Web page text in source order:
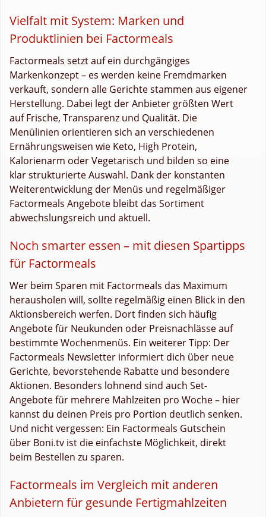
Vielfalt mit System: Marken und
Produktlinien bei Factormeals
Factormeals setzt auf ein durchgängiges
Markenkonzept – es werden keine Fremdmarken
verkauft, sondern alle Gerichte stammen aus eigener
Herstellung. Dabei legt der Anbieter größten Wert
auf Frische, Transparenz und Qualität. Die
Menülinien orientieren sich an verschiedenen
Ernährungsweisen wie Keto, High Protein,
Kalorienarm oder Vegetarisch und bilden so eine
klar strukturierte Auswahl. Dank der konstanten
Weiterentwicklung der Menüs und regelmäßiger
Factormeals Angebote bleibt das Sortiment
abwechslungsreich und aktuell.
Noch smarter essen – mit diesen Spartipps
für Factormeals
Wer beim Sparen mit Factormeals das Maximum
herausholen will, sollte regelmäßig einen Blick in den
Aktionsbereich werfen. Dort finden sich häufig
Angebote für Neukunden oder Preisnachlässe auf
bestimmte Wochenmenüs. Ein weiterer Tipp: Der
Factormeals Newsletter informiert dich über neue
Gerichte, bevorstehende Rabatte und besondere
Aktionen. Besonders lohnend sind auch Set-
Angebote für mehrere Mahlzeiten pro Woche – hier
kannst du deinen Preis pro Portion deutlich senken.
Und nicht vergessen: Ein Factormeals Gutschein
über Boni.tv ist die einfachste Möglichkeit, direkt
beim Bestellen zu sparen.
Factormeals im Vergleich mit anderen
Anbietern für gesunde Fertigmahlzeiten